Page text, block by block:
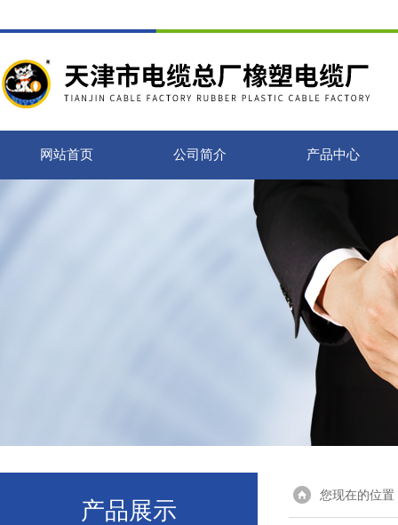
网站首页 公司简介 产品中心
产品展示
您现在的位置